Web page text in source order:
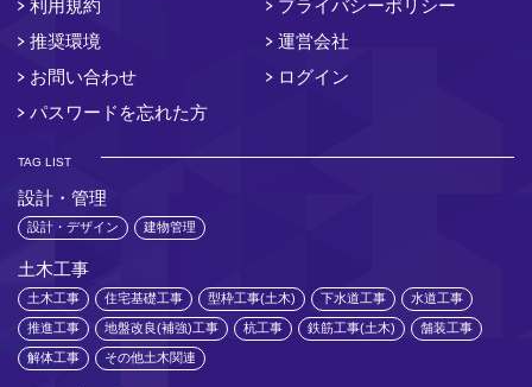
利用規約
プライバシーポリシー
推奨環境
運営会社
お問い合わせ
ログイン
パスワードを忘れた方
TAG LIST
設計・管理
設計・デザイン 建物管理
土木工事
土木工事 住宅基礎工事 型枠工事(土木) 下水道工事 水道工事
推進工事 地盤改良(補強)工事 杭工事 鉄筋工事(土木) 舗装工事
解体工事 その他土木関連